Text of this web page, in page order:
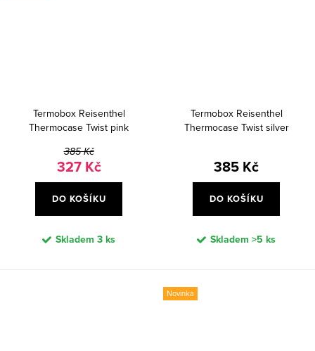
Termobox Reisenthel
Thermocase Twist pink
385 Kč
327 Kč
DO KOŠÍKU
Skladem 3 ks
Termobox Reisenthel
Thermocase Twist silver
385 Kč
DO KOŠÍKU
Skladem >5 ks
Novinka